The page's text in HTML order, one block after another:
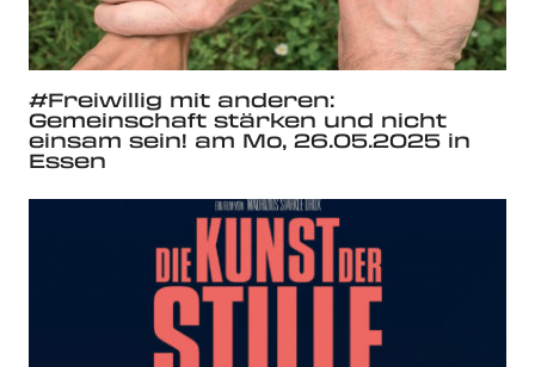
#Freiwillig mit anderen:
Gemeinschaft stärken und nicht
einsam sein! am Mo, 26.05.2025 in
Essen